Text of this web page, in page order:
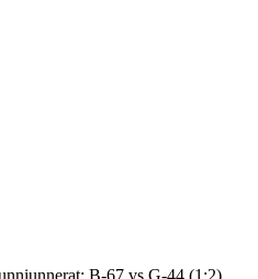
B-67 vs G-44 (1:2)